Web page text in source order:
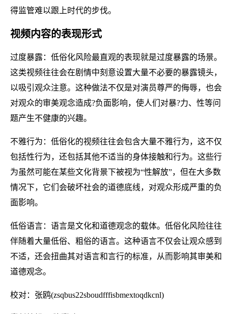
得监管难以跟上时代的步伐。
视频内容的表现形式
过度暴露：低俗化风险最直观的表现就是过度暴露的场景。
这类视频往往会在剧情中刻意设置大量不必要的暴露镜头，
以吸引观众注意。这种做法不仅是对演员尊严的侮辱，也会
对观众的审美观念造成?负面影响，使人们对暴?力、性等问
题产生不健康的兴趣。
不雅行为：低俗化的视频往往会包含大量不雅行为，这不仅
包括性行为，还包括其他不适当的身体接触和行为。这些行
为虽然可能在某些文化背景下被视为“性解放”，但在大多数
情况下，它们会破坏社会的道德底线，对观众形成严重的负
面影响。
低俗语言：语言是文化和道德观念的载体。低俗化风险往往
伴随着大量低俗、粗俗的语言。这种语言不仅会让观众感到
不适，还会扭曲其对语言和言行的标准，从而影响其审美和
道德观念。
校对：张鸥(zsqbus22sboudfffisbmextoqdkcnl)